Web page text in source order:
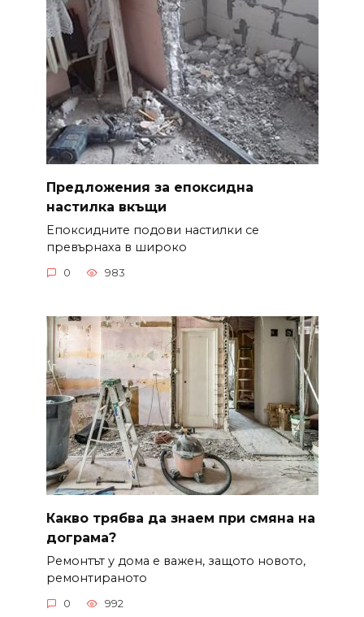
Предложения за епоксидна
настилка вкъщи
Епоксидните подови настилки се
превърнаха в широко
0 983
Какво трябва да знаем при смяна на
дограма?
Ремонтът у дома е важен, защото новото,
ремонтираното
0 992